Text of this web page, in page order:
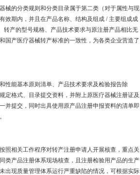
械的分类规则和分类目录属于第二类（对于属性与现
效期内，并且在产品名称、结构及组成 / 主要组成成
产的型号规格、产品技术要求与原注册产品相比无
国产医疗器械转产标准的一致性，为各类企业营造了
性能基本原则清单、产品技术要求及检验报告除
定格式、目录提交资料，并附上原医疗器械注册证及
并提交，同时出具使用原产品注册申报资料的清单即
照相关工作程序对转产注册申请人开展核查，重点关
类产品注册体系现场核查，且注册检验用产品的生产
出现质量管理体系运行严重缺陷的情况，可根据实际